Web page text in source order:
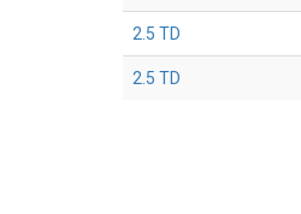
2.5 TD
2.5 TD